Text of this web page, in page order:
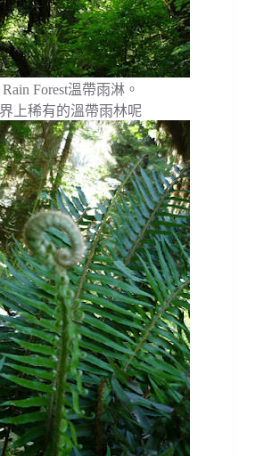
Forest溫帶雨淋。
上稀有的溫帶雨林呢